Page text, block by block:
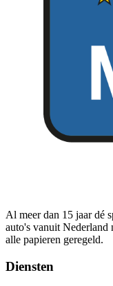
Al meer dan 15 jaar dé
auto's vanuit Nederland
alle papieren geregeld.
Diensten